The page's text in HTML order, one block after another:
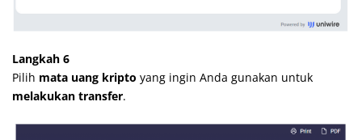
Langkah 6
Pilih mata uang kripto yang ingin Anda gunakan untuk
melakukan transfer.